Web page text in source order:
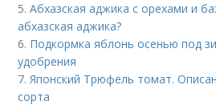
5.Абхазская аджика с орехами и
абхазская аджика?
6. Подкормка яблонь осенью под
удобрения
7.Японский Трюфель томат.
сорта